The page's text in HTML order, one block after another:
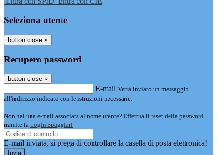
Seleziona utente
button close ×
Recupero password
button close ×
E-mail Verrà inviato un messaggio
all'indirizzo indicato con le istruzioni necessarie.
Non hai una e-mail associata al nome utente? Effettua il reset della password
tramite la Login Spaggiari
E-mail inviata, si prega di controllare la casella di posta elettronica!